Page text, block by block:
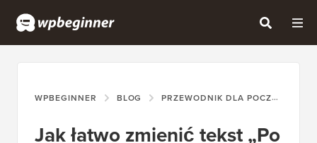
WPBEGINNER BLOG PRZEWODNIK DLA POCZĄTKUJĄCYCH
Jak łatwo zmienić tekst „Po